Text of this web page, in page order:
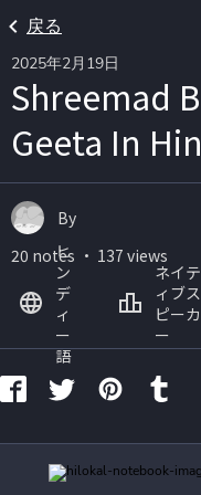
戻る
2025年2月19日
Shreemad
Geeta In
By
20 notes ・ 137 views
ヒ
ン
デ
ィ
ー
語
ネイテ
ィブス
ピーカ
ー